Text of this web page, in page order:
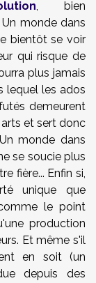
, bien
monde dans
bientôt se voir
qui risque de
plus jamais
lequel les ados
demeurent
et sert donc
monde dans
se soucie plus
fière... Enfin si,
unique que
le point
production
Et même s'il
en soit (un
depuis des